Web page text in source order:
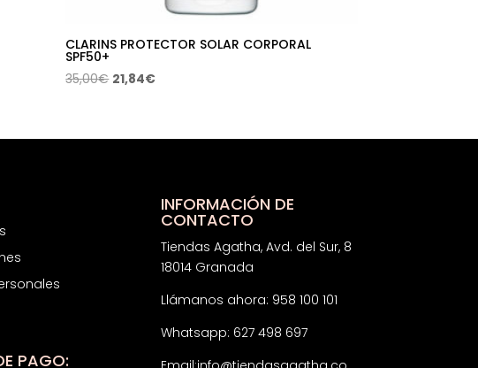
CLARINS PROTECTOR SOLAR CORPORAL
SPF50+
35,00€ El
era:
21,84€El
es:
PAGO:
INFORMACIÓN DE
CONTACTO
Tiendas Agatha, Avd. del Sur, 8
18014 Granada
Llámanos ahora: 958 100 101
Whatsapp: 627 498 697